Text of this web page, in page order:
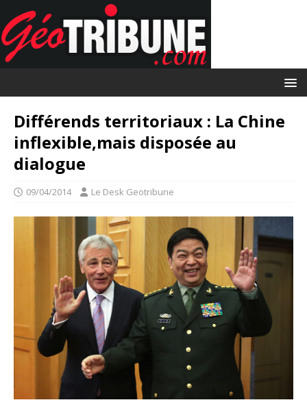
Différends territoriaux : La Chine
inflexible,mais disposée au
dialogue
09/04/2014 Le Desk Geotribune